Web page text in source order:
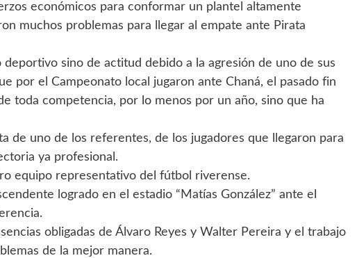
económicos para conformar un plantel altamente
muchos problemas para llegar al empate ante Pirata
sino de actitud debido a la agresión de uno de sus
por el Campeonato local jugaron ante Chaná, el pasado fin
toda competencia, por lo menos por un año, sino que ha
de uno de los referentes, de los jugadores que llegaron para
ya profesional.
equipo representativo del fútbol riverense.
logrado en el estadio “Matías González” ante el
obligadas de Álvaro Reyes y Walter Pereira y el trabajo
de la mejor manera.